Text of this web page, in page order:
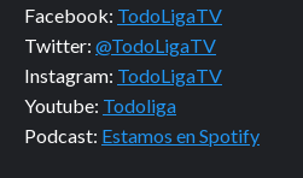
Facebook: TodoLigaTV
Twitter: @TodoLigaTV
Instagram: TodoLigaTV
Youtube: Todoliga
Podcast: Estamos en Spotify